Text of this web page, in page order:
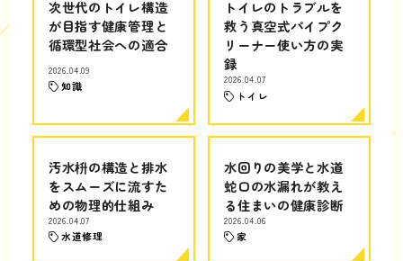
次世代のトイレ構造
が目指す健康管理と
循環型社会への適合
2026.04.09
知識
トイレのトラブルを
救う真空式パイプク
リーナー使い方の実
録
2026.04.07
トイレ
汚水枡の構造と排水
をスムーズに流すた
めの物理的仕組み
2026.04.07
水道修理
水回りの美学と水道
蛇口の水漏れが教え
る住まいの健康診断
2026.04.06
家